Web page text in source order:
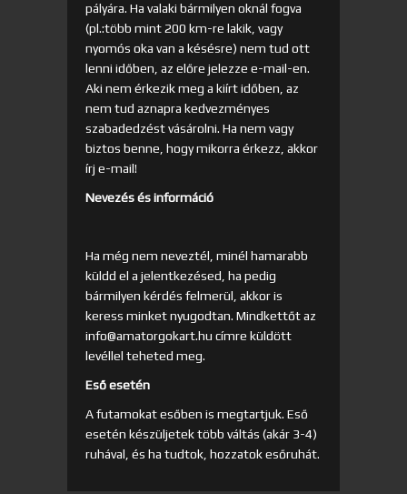
pályára. Ha valaki bármilyen oknál fogva
(pl.:több mint 200 km-re lakik, vagy
nyomós oka van a késésre) nem tud ott
lenni időben, az előre jelezze e-mail-en.
Aki nem érkezik meg a kiírt időben, az
nem tud aznapra kedvezményes
szabadedzést vásárolni. Ha nem vagy
biztos benne, hogy mikorra érkezz, akkor
írj e-mail!
Nevezés és információ
Ha még nem neveztél, minél hamarabb
küldd el a jelentkezésed, ha pedig
bármilyen kérdés felmerül, akkor is
keress minket nyugodtan. Mindkettőt az
info@amatorgokart.hu címre küldött
levéllel teheted meg.
Eső esetén
A futamokat esőben is megtartjuk. Eső
esetén készüljetek több váltás (akár 3-4)
ruhával, és ha tudtok, hozzatok esőruhát.